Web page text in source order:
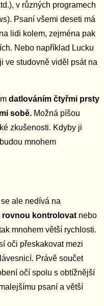
v různých programech
Psaní všemi deseti má
na lidi kolem, zejména pak
Nebo například Lucku
ve studovně viděl psát na
datlováním čtyřmi prsty
sobě. Možná píšou
zkušenosti. Kdyby ji
mnohem
ale nedívá na
rovnou kontrolovat nebo
mnohem větší rychlosti.
oči přeskakovat mezi
Právě součet
očí spolu s obtížnější
psaní a větší